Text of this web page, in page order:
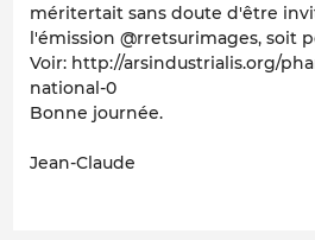
méritertait sans doute d'être
l'émission @rretsurimages, soit
Voir: http://arsindustrialis.org/
national-0
Bonne journée.
Jean-Claude